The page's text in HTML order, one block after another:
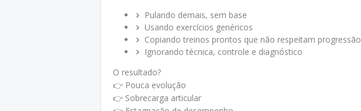
Pulando demais, sem base
Usando exercícios genéricos
Copiando treinos prontos que não respeitam progressão
Ignorando técnica, controle e diagnóstico
O resultado?
👉 Pouca evolução
👉 Sobrecarga articular